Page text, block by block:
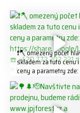
❗️🪓 omezený počet
skladem za tuto cenu
ceny a parametry zde:
https://share.google/
K8W5t7i6o ☎️ +420 773
321 #jpjforest #forsmw
#firewood #